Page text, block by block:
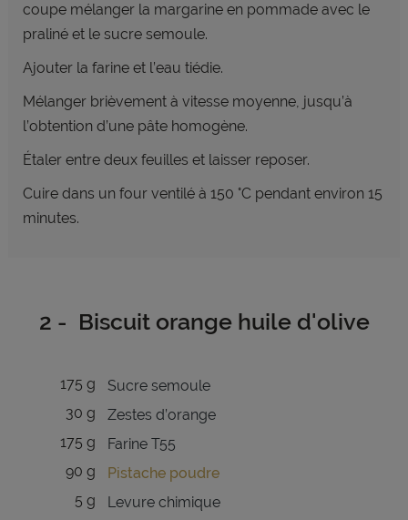
coupe mélanger la margarine en pommade avec le
praliné et le sucre semoule.
Ajouter la farine et l’eau tiédie.
Mélanger brièvement à vitesse moyenne, jusqu’à
l’obtention d’une pâte homogène.
Étaler entre deux feuilles et laisser reposer.
Cuire dans un four ventilé à 150 °C pendant environ 15
minutes.
2 - Biscuit orange huile d'olive
175 g
Sucre semoule
30 g
Zestes d’orange
175 g
Farine T55
90 g
Pistache poudre
5 g
Levure chimique